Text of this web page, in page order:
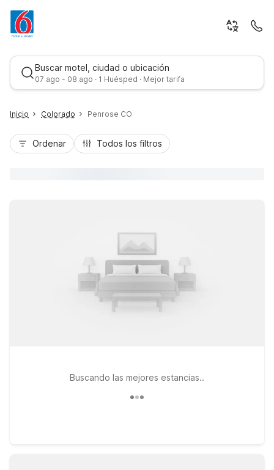
Buscar motel, ciudad o ubicación
07 ago - 08 ago · 1 Huésped · Mejor tarifa
Inicio Colorado Penrose CO
Ordenar Todos los filtros
Buscando las mejores estancias..